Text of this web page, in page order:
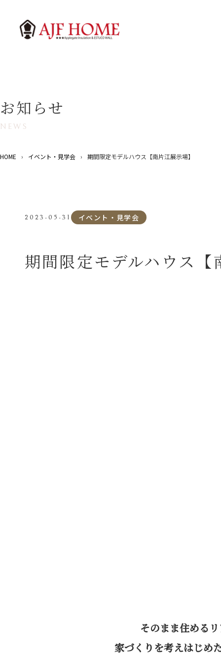
お知らせ
NEWS
HOME › イベント・見学会 › 期間限定モデルハウス【南片江展示場】
2023-05-31 イベント・見学会
期間限定モデルハウス
そのまま住める
家づくりを考えはじめ